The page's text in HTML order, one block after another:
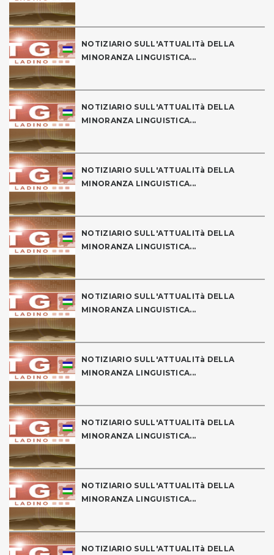
NOTIZIARIO SULL'ATTUALITà DELLA
MINORANZA LINGUISTICA...
NOTIZIARIO SULL'ATTUALITà DELLA
MINORANZA LINGUISTICA...
NOTIZIARIO SULL'ATTUALITà DELLA
MINORANZA LINGUISTICA...
NOTIZIARIO SULL'ATTUALITà DELLA
MINORANZA LINGUISTICA...
NOTIZIARIO SULL'ATTUALITà DELLA
MINORANZA LINGUISTICA...
NOTIZIARIO SULL'ATTUALITà DELLA
MINORANZA LINGUISTICA...
NOTIZIARIO SULL'ATTUALITà DELLA
MINORANZA LINGUISTICA...
NOTIZIARIO SULL'ATTUALITà DELLA
MINORANZA LINGUISTICA...
NOTIZIARIO SULL'ATTUALITà DELLA